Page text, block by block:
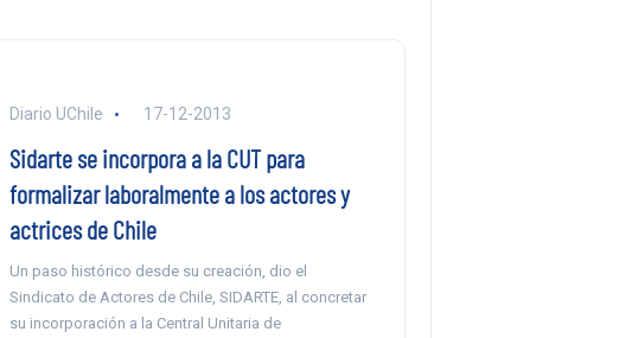
Diario UChile 17-12-2013
Sidarte se incorpora a la CUT para
formalizar laboralmente a los actores y
actrices de Chile
Un paso histórico desde su creación, dio el
Sindicato de Actores de Chile, SIDARTE, al concretar
su incorporación a la Central Unitaria de